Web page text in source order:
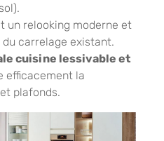
un relooking moderne et
carrelage existant.
cuisine lessivable et
efficacement la
plafonds.